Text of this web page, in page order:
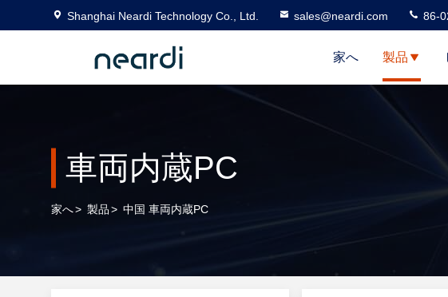
Shanghai Neardi Technology Co., Ltd. sales@neardi.com 86-
家へ 製品
車両内蔵PC
家へ> 製品> 中国 車両内蔵PC